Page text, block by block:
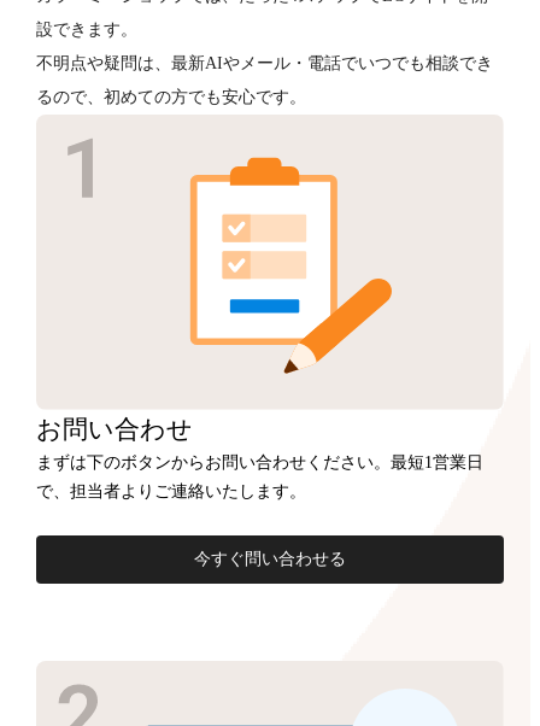
設できます。
不明点や疑問は、最新AIやメール・電話でいつでも相談でき
るので、初めての方でも安心です。
お問い合わせ
まずは下のボタンからお問い合わせください。最短1営業日
で、担当者よりご連絡いたします。
今すぐ問い合わせる